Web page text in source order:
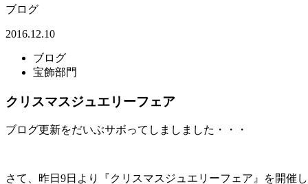
ブログ
2016.12.10
ブログ
宝飾部門
クリスマスジュエリーフェア
ブログ更新をだいぶサボってしましました・・・
さて、昨日9日より『クリスマスジュエリーフェア』を開催し